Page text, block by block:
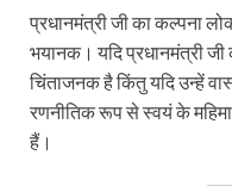
प्रधानमंत्री जी का कल्पना
भयानक। यदि प्रधानमंत्री जी
चिंताजनक है किंतु यदि उन्हें
रणनीतिक रूप से स्वयं के
हैं।